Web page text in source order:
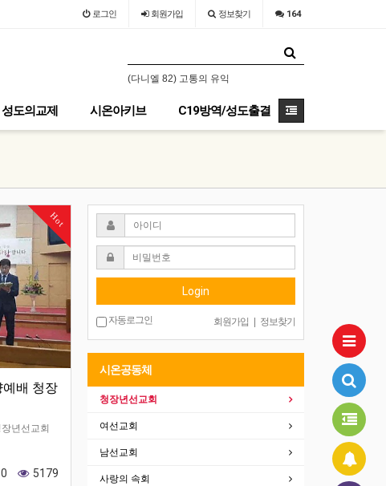
로그인 회원가입 정보찾기 164
(다니엘 82) 고통의 유익
성도의교제 시온아키브 C19방역/성도출결
Hot
배 청장
년선교회
0 5179
Login
자동로그인 회원가입 정보찾기
시온공동체
청장년선교회
여선교회
남선교회
사랑의 속회